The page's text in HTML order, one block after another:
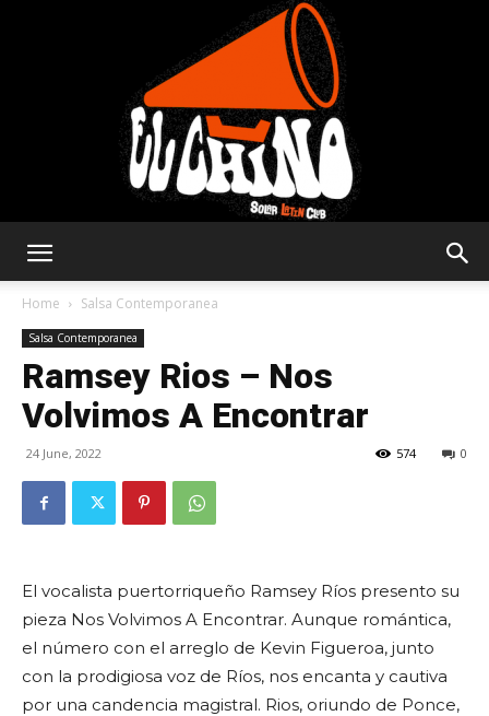
Latin
Home Salsa Contemporanea
Salsa Contemporanea
Ramsey Rios – Nos
Volvimos A Encontrar
24 June, 2022 0
574
El vocalista puertorriqueño Ramsey Ríos presento su
pieza Nos Volvimos A Encontrar. Aunque romántica,
el número con el arreglo de Kevin Figueroa, junto
con la prodigiosa voz de Ríos, nos encanta y cautiva
por una candencia magistral. Rios, oriundo de Ponce,